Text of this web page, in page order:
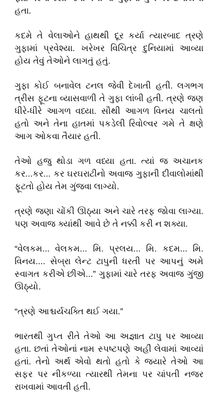
હતા.
કદમે તે વેલાઓને હાથથી દૂર કર્યા ત્યારબાદ ત્રણે
ગુફામાં પ્રવેશ્યા. ખરેખર વિચિત્ર દુનિયામાં આવ્યા
હોય તેવું તેઓને લાગતું હતું.
ગુફા કોઈ બનાવેલ ટનલ જેવી દેખાતી હતી. લગભગ
ત્રીસ ફૂટના વ્યાસવાળી તે ગુફા લાંબી હતી. ત્રણે જણ
ધીરે-ધીરે આગળ વધ્યા. સૌથી આગળ વિનય ચાલતો
હતો અને તેના હાતમાં પકડેલી રિવોલ્વર ગમે તે ક્ષણે
આગ ઓકવા તૈયાર હતી.
તેઓ હજુ થોડા ગળ વધ્યા હતા. ત્યાં જ અચાનક
કર...કર... કર ઘરઘરાટીનો અવાજ ગુફાની દીવાલોમાંથી
ફૂટતો હોય તેમ ગુંજવા લાગ્યો.
ત્રણે જણા ચોંકી ઊઠ્યા અને ચારે તરફ જોવા લાગ્યા.
પણ અવાજ ક્યાંથી આવે છે તે નક્કી કરી ન શક્યા.
“વેલકમ... વેલકમ... મિ. પ્રલય... મિ. કદમ... મિ.
વિનય.... સેબ્રા લેન્ટ ટાપુની ધરતી પર આપનું અમે
સ્વાગત કરીએ છીએ...” ગુફામાં ચારે તરફ અવાજ ગુંજી
ઊઠ્યો.
“ત્રણે આશ્ચર્યચક્તિ થઈ ગયા.”
ભારતથી ગુપ્ત રીતે તેઓ આ અજ્ઞાત ટાપુ પર આવ્યા
હતા. છતાં તેઓનાં નામ સ્પષ્ટપણે અહીં લેવામાં આવ્યાં
હતાં. તેનો અર્થ એવો થતો હતો કે જ્યારે તેઓ આ
સફર પર નીકળ્યા ત્યારથી તેમના પર ચાંપતી નજર
રાખવામાં આવતી હતી.